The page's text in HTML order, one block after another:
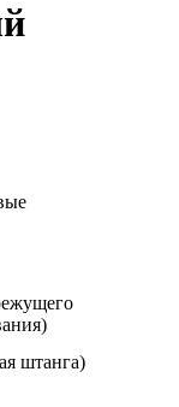
штанга)